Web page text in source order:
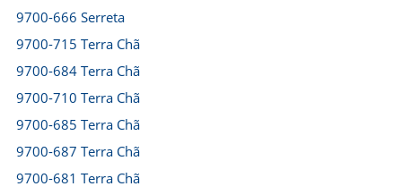
9700-666 Serreta
9700-715 Terra Chã
9700-684 Terra Chã
9700-710 Terra Chã
9700-685 Terra Chã
9700-687 Terra Chã
9700-681 Terra Chã